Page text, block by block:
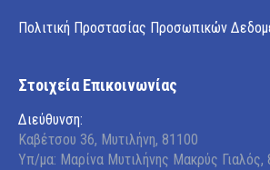
Πολιτική Προστασίας Προσωπικών
Στοιχεία Επικοινωνίας
Διεύθυνση:
Καβέτσου 36, Μυτιλήνη, 81100
Υπ/μα: Μαρίνα Μυτιλήνης Μακρύς Γιαλός,